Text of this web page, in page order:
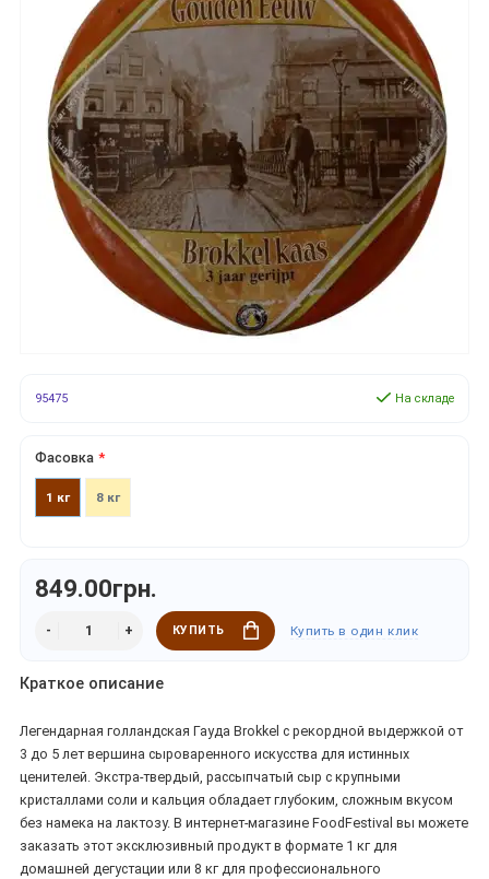
95475 На складе
Фасовка
1 кг 8 кг
849.00грн.
КУПИТЬ Купить в один клик
Краткое описание
Легендарная голландская Гауда Brokkel с рекордной выдержкой от
3 до 5 лет вершина сыроваренного искусства для истинных
ценителей. Экстра-твердый, рассыпчатый сыр с крупными
кристаллами соли и кальция обладает глубоким, сложным вкусом
без намека на лактозу. В интернет-магазине FoodFestival вы можете
заказать этот эксклюзивный продукт в формате 1 кг для
домашней дегустации или 8 кг для профессионального